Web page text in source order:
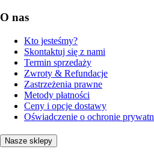
O nas
Kto jesteśmy?
Skontaktuj się z nami
Termin sprzedaży
Zwroty & Refundacje
Zastrzeżenia prawne
Metody płatności
Ceny i opcje dostawy
Oświadczenie o ochronie
Nasze sklepy